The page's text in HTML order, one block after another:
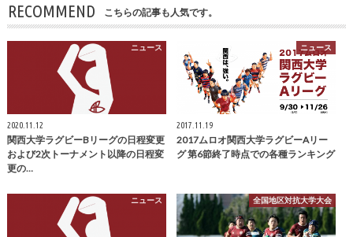
RECOMMEND こちらの記事も人気です。
ニュース
2020.11.12
関西大学ラグビーBリーグの日程変更
および2次トーナメント以降の日程変
更の…
ニュース
2017.11.19
2017ムロオ関西大学ラグビーAリー
グ 第6節終了時点での各種ランキング
ニュース 全国地区対抗大学大会